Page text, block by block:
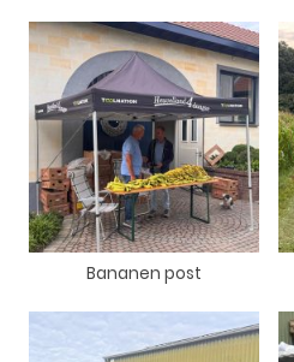
Bananen post